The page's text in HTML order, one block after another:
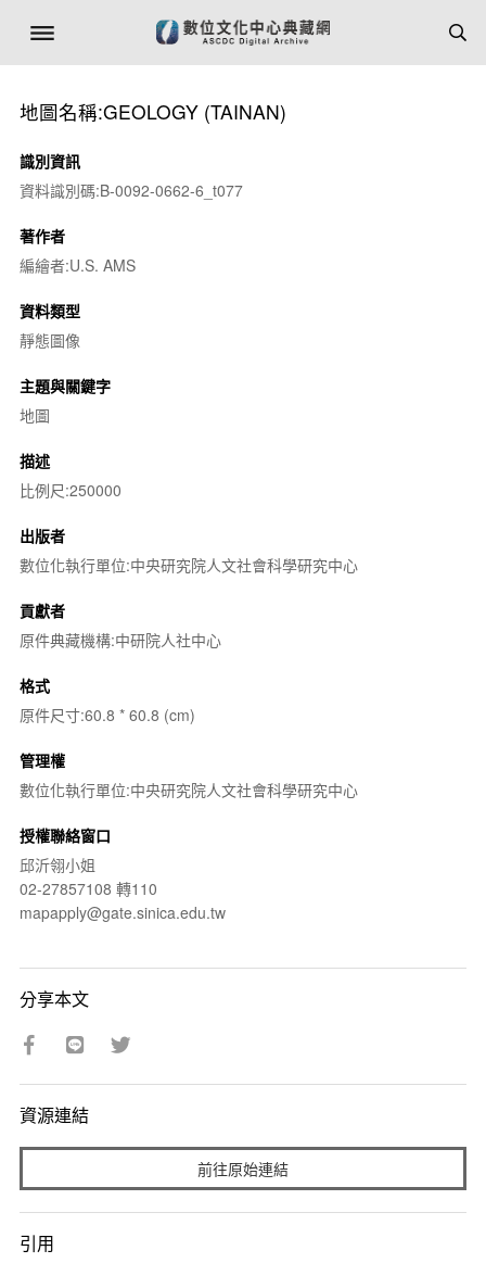
地圖名稱:GEOLOGY (TAINAN)
識別資訊
資料識別碼:B-0092-0662-6_t077
著作者
編繪者:U.S. AMS
資料類型
靜態圖像
主題與關鍵字
地圖
描述
比例尺:250000
出版者
數位化執行單位:中央研究院人文社會科學研究中心
貢獻者
原件典藏機構:中研院人社中心
格式
原件尺寸:60.8 * 60.8 (cm)
管理權
數位化執行單位:中央研究院人文社會科學研究中心
授權聯絡窗口
邱沂翎小姐
02-27857108 轉110
mapapply@gate.sinica.edu.tw
分享本文
資源連結
前往原始連結
引用